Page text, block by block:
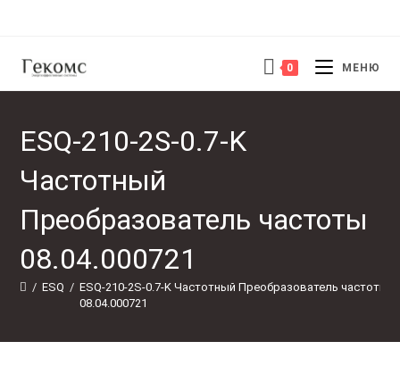
0 МЕНЮ
ESQ-210-2S-0.7-K
Частотный
Преобразователь частоты
08.04.000721
/ ESQ / ESQ-210-2S-0.7-K Частотный Преобразователь частоты
08.04.000721